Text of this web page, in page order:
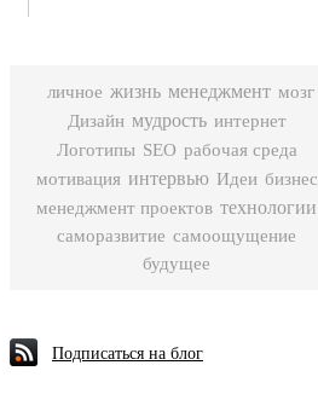
личное жизнь менеджмент мозг
Дизайн мудрость интернет
Логотипы SEO рабочая среда
мотивация интервью Идеи бизнес
менеджмент проектов технологии
саморазвитие самоощущение
будущее
Подписаться на блог